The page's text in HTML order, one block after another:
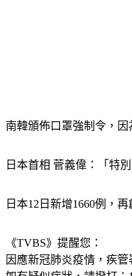
南韓頒佈口罩強制令，因
日本首相 菅義偉：「特
日本12日新增1660例，
《TVBS》提醒您：
因應新冠肺炎疫情，疾